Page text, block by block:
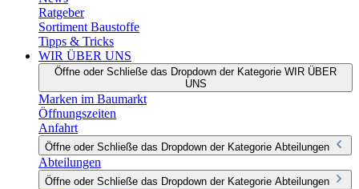
Ratgeber
Sortiment Baustoffe
Tipps & Tricks
WIR ÜBER UNS
Öffne oder Schließe das Dropdown der Kategorie WIR ÜBER
UNS
Marken im Baumarkt
Öffnungszeiten
Anfahrt
Öffne oder Schließe das Dropdown der Kategorie Abteilungen
Abteilungen
Öffne oder Schließe das Dropdown der Kategorie Abteilungen